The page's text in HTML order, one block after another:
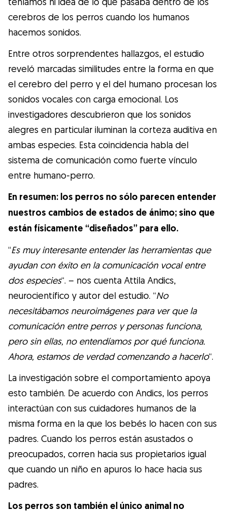
cerebros de los perros cuando los humanos
hacemos sonidos.
Entre otros sorprendentes hallazgos, el estudio
reveló marcadas similitudes entre la forma en que
el cerebro del perro y el del humano procesan los
sonidos vocales con carga emocional. Los
investigadores descubrieron que los sonidos
alegres en particular iluminan la corteza auditiva en
ambas especies. Esta coincidencia habla del
sistema de comunicación como fuerte vínculo
entre humano-perro.
En resumen: los perros no sólo parecen entender
nuestros cambios de estados de ánimo; sino que
están físicamente “diseñados” para ello.
“Es muy interesante entender las herramientas que
ayudan con éxito en la comunicación vocal entre
dos especies“. – nos cuenta Attila Andics,
neurocientífico y autor del estudio. “No
necesitábamos neuroimágenes para ver que la
comunicación entre perros y personas funciona,
pero sin ellas, no entendíamos por qué funciona.
Ahora, estamos de verdad comenzando a hacerlo“.
La investigación sobre el comportamiento apoya
esto también. De acuerdo con Andics, los perros
interactúan con sus cuidadores humanos de la
misma forma en la que los bebés lo hacen con sus
padres. Cuando los perros están asustados o
preocupados, corren hacia sus propietarios igual
que cuando un niño en apuros lo hace hacia sus
padres.
Los perros son también el único animal no